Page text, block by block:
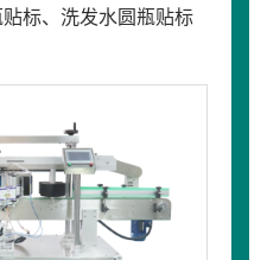
标、洗发水圆瓶贴标